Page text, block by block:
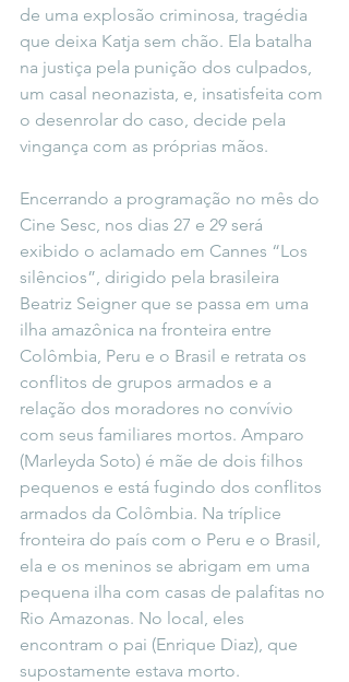
de uma explosão criminosa, tragédia
que deixa Katja sem chão. Ela batalha
na justiça pela punição dos culpados,
um casal neonazista, e, insatisfeita com
o desenrolar do caso, decide pela
vingança com as próprias mãos.
Encerrando a programação no mês do
Cine Sesc, nos dias 27 e 29 será
exibido o aclamado em Cannes “Los
silêncios”, dirigido pela brasileira
Beatriz Seigner que se passa em uma
ilha amazônica na fronteira entre
Colômbia, Peru e o Brasil e retrata os
conflitos de grupos armados e a
relação dos moradores no convívio
com seus familiares mortos. Amparo
(Marleyda Soto) é mãe de dois filhos
pequenos e está fugindo dos conflitos
armados da Colômbia. Na tríplice
fronteira do país com o Peru e o Brasil,
ela e os meninos se abrigam em uma
pequena ilha com casas de palafitas no
Rio Amazonas. No local, eles
encontram o pai (Enrique Diaz), que
supostamente estava morto.